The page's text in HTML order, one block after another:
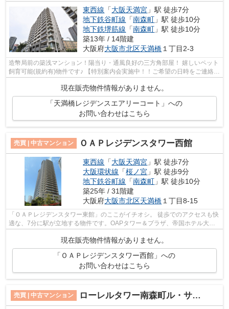
東西線 「大阪天満宮 」駅 徒歩7分
地下鉄谷町線 「南森町 」駅 徒歩10分
地下鉄堺筋線 「南森町 」駅 徒歩10分
築13年 / 14階建
大阪府大阪市北区天満橋 １丁目2-3
造幣局前の築浅マンション！陽当り・通風良好の三方角部屋！ 嬉しいペット
飼育可能(規約有)物件です♪ 【特別案内会実施中！！ご希望の日時をご連絡く
ださい！】
現在販売物件情報がありません。
「天満橋レジデンスエアリーコート」への
お問い合わせはこちら
売買 | 中古マンション ＯＡＰレジデンスタワー西館
東西線 「大阪天満宮 」駅 徒歩7分
大阪環状線 「桜ノ宮 」駅 徒歩9分
地下鉄谷町線 「南森町 」駅 徒歩10分
築25年 / 31階建
大阪府大阪市北区天満橋 １丁目8-15
「ＯＡＰレジデンスタワー東館」のここがイチオシ。 徒歩でのアクセスも快
適な、7分に駅が立地する物件です。OAPタワー＆プラザ、帝国ホテル大
現在販売物件情報がありません。
「ＯＡＰレジデンスタワー西館」への
お問い合わせはこちら
売買 | 中古マンション ローレルタワー南森町ル・サンク